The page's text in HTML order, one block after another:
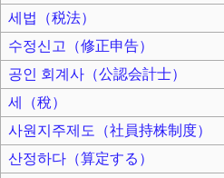
세법（税法）
수정신고（修正申告）
공인 회계사（公認会計士）
세（稅）
사원지주제도（社員持株制度）
산정하다（算定する）